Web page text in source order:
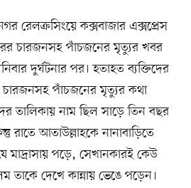
রেলক্রসিংয়ে কক্সবাজার এক্সপ্রেস
চারজনসহ পাঁচজনের মৃত্যুর খবর
দুর্ঘটনার পর। হতাহত ব্যক্তিদের
চারজনসহ পাঁচজনের মৃত্যুর কথা
তালিকায় নাম ছিল সাড়ে তিন বছর
রাতে আতাউল্লাহকে নানাবাড়িতে
মাদ্রাসায় পড়ে, সেখানকারই কেউ
দেখে কান্নায় ভেঙে পড়েন।